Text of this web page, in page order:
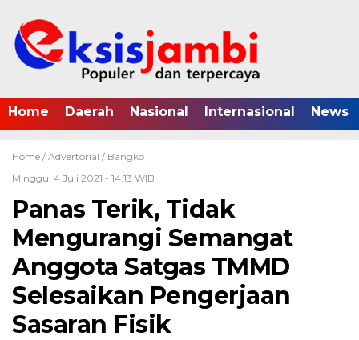
Home Daerah Nasional Internasional News
Home / Advertorial / Bangko
Minggu, 4 Juli 2021 - 14:13 WIB
Panas Terik, Tidak
Mengurangi Semangat
Anggota Satgas TMMD
Selesaikan Pengerjaan
Sasaran Fisik